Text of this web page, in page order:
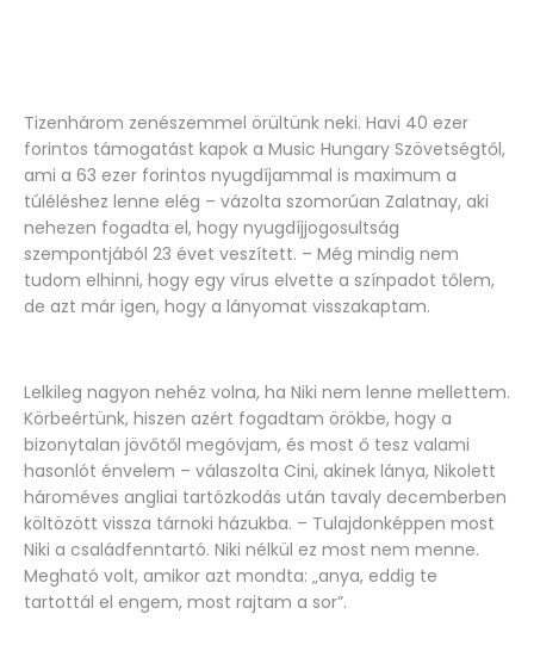
Tizenhárom zenészemmel örültünk neki. Havi 40 ezer
forintos támogatást kapok a Music Hungary Szövetségtől,
ami a 63 ezer forintos nyugdíjammal is maximum a
túléléshez lenne elég – vázolta szomorúan Zalatnay, aki
nehezen fogadta el, hogy nyugdíjjogosultság
szempontjából 23 évet veszített. – Még mindig nem
tudom elhinni, hogy egy vírus elvette a színpadot tőlem,
de azt már igen, hogy a lányomat visszakaptam.
Lelkileg nagyon nehéz volna, ha Niki nem lenne mellettem.
Körbeértünk, hiszen azért fogadtam örökbe, hogy a
bizonytalan jövőtől megóvjam, és most ő tesz valami
hasonlót énvelem – válaszolta Cini, akinek lánya, Nikolett
hároméves angliai tartózkodás után tavaly decemberben
költözött vissza tárnoki házukba. – Tulajdonképpen most
Niki a családfenntartó. Niki nélkül ez most nem menne.
Megható volt, amikor azt mondta: „anya, eddig te
tartottál el engem, most rajtam a sor”.